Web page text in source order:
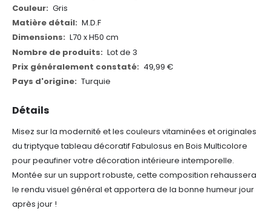
Détails
Misez sur la modernité et les couleurs vitaminées et originales
du triptyque tableau décoratif Fabulosus en Bois Multicolore
pour peaufiner votre décoration intérieure intemporelle.
Montée sur un support robuste, cette composition rehaussera
le rendu visuel général et apportera de la bonne humeur jour
après jour !
Gris
M.D.F
L70 x H50 cm
Lot de 3
49,99 €
Turquie